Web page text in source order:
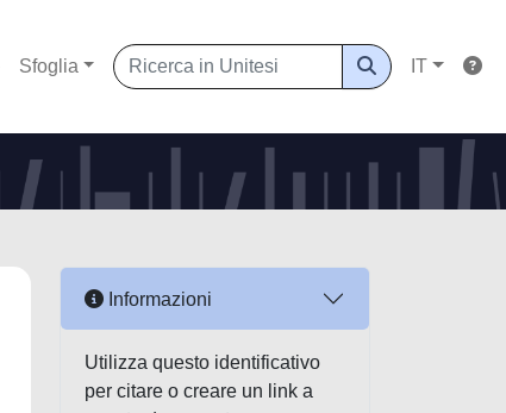
Sfoglia IT
Informazioni
Utilizza questo identificativo
per citare o creare un link a